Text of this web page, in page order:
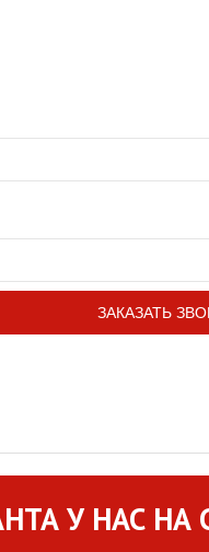
У НАС НА